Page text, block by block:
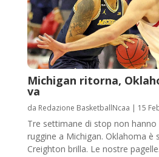
Michigan ritorna,
va
da Redazione BasketballNcaa | 15
Tre settimane di stop non
ruggine a Michigan. Oklahoma è
Creighton brilla. Le nostre pagelle.